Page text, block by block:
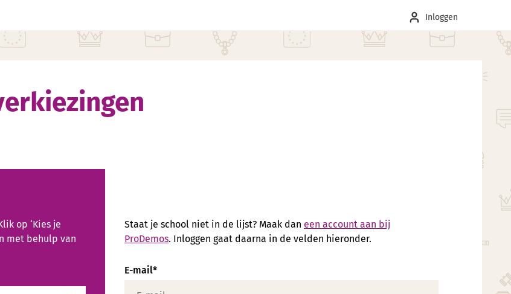
Inloggen
op ‘Kies je
met behulp van
Staat je school niet in de lijst? Maak dan een account aan bij
ProDemos. Inloggen gaat daarna in de velden hieronder.
E-mail